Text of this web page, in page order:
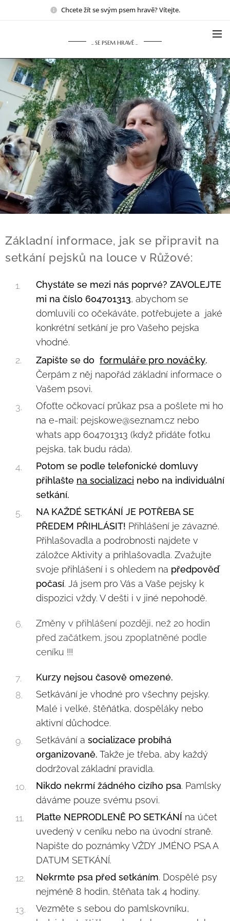
Chcete žít se svým psem hravě? Vítejte.
.. SE PSEM HRAVĚ ..
.
.
.
Základní informace, jak se připravit na
setkání pejsků na louce v Růžové:
Chystáte se mezi nás poprvé? ZAVOLEJTE
mi na číslo 604701313, abychom se
domluvili co očekáváte, potřebujete a jaké
konkrétní setkání je pro Vašeho pejska
vhodné.
Zapište se do formuláře pro nováčky.
Čerpám z něj napořád základní informace o
Vašem psovi.
Ofoťte očkovací průkaz psa a pošlete mi ho
na e-mail: pejskowe@seznam.cz nebo
whats app 604701313 (když přidáte fotku
pejska, tak budu ráda).
Potom se podle telefonické domluvy
přihlašte na socializaci nebo na individuální
setkání.
NA KAŽDÉ SETKÁNÍ JE POTŘEBA SE
PŘEDEM PŘIHLÁSIT! Přihlášení je závazné.
Přihlašovadla a podrobnosti najdete v
záložce Aktivity a prihlašovadla. Zvažujte
svoje přihlášení i s ohledem na předpověď
počasí. Já jsem pro Vás a Vaše pejsky k
dispozici vždy. V dešti i v jiné nepohodě.
Změny v přihlášení později, než 20 hodin
před začátkem, jsou zpoplatněné podle
ceníku !!!
Kurzy nejsou časově omezené.
Setkávání je vhodné pro všechny pejsky.
Malé i velké, štěňátka, dospěláky nebo
aktivní důchodce.
Setkávání a socializace probíhá
organizovaně. Takže je třeba, aby každý
dodržoval základní pravidla.
Nikdo nekrmí žádného cizího psa. Pamlsky
dáváme pouze svému psovi.
Plaťte NEPRODLENĚ PO SETKÁNÍ na účet
uvedený v ceníku nebo na úvodní straně.
Napište do poznámky VŽDY JMÉNO PSA A
DATUM SETKÁNÍ.
Nekrmte psa před setkáním. Dospělé psy
nejméně 8 hodin, štěňata tak 4 hodiny.
Vezměte s sebou do pamlskovníku,